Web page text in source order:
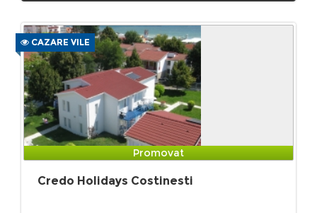
CAZARE VILE
Promovat
Credo Holidays Costinesti